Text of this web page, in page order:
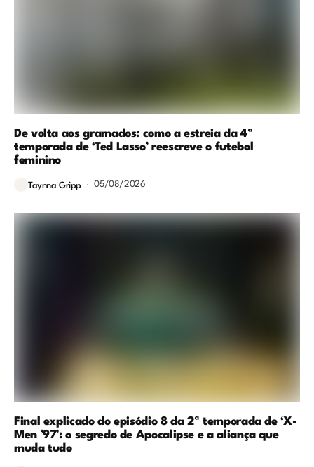
De volta aos gramados: como a estreia da 4ª
temporada de ‘Ted Lasso’ reescreve o futebol
feminino
Taynna Gripp 05/08/2026
Final explicado do episódio 8 da 2ª temporada de ‘X-
Men ’97’: o segredo de Apocalipse e a aliança que
muda tudo